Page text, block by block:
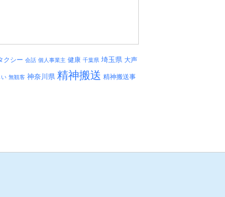
クシー 会話 個人事業主 健康 千葉県 埼玉県 大声
い 無観客 神奈川県 精神搬送 精神搬送事